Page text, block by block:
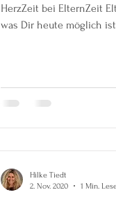
HerzZeit bei ElternZeit
was Dir heute möglich
Hilke Tiedt
2. Nov. 2020
1 Min.